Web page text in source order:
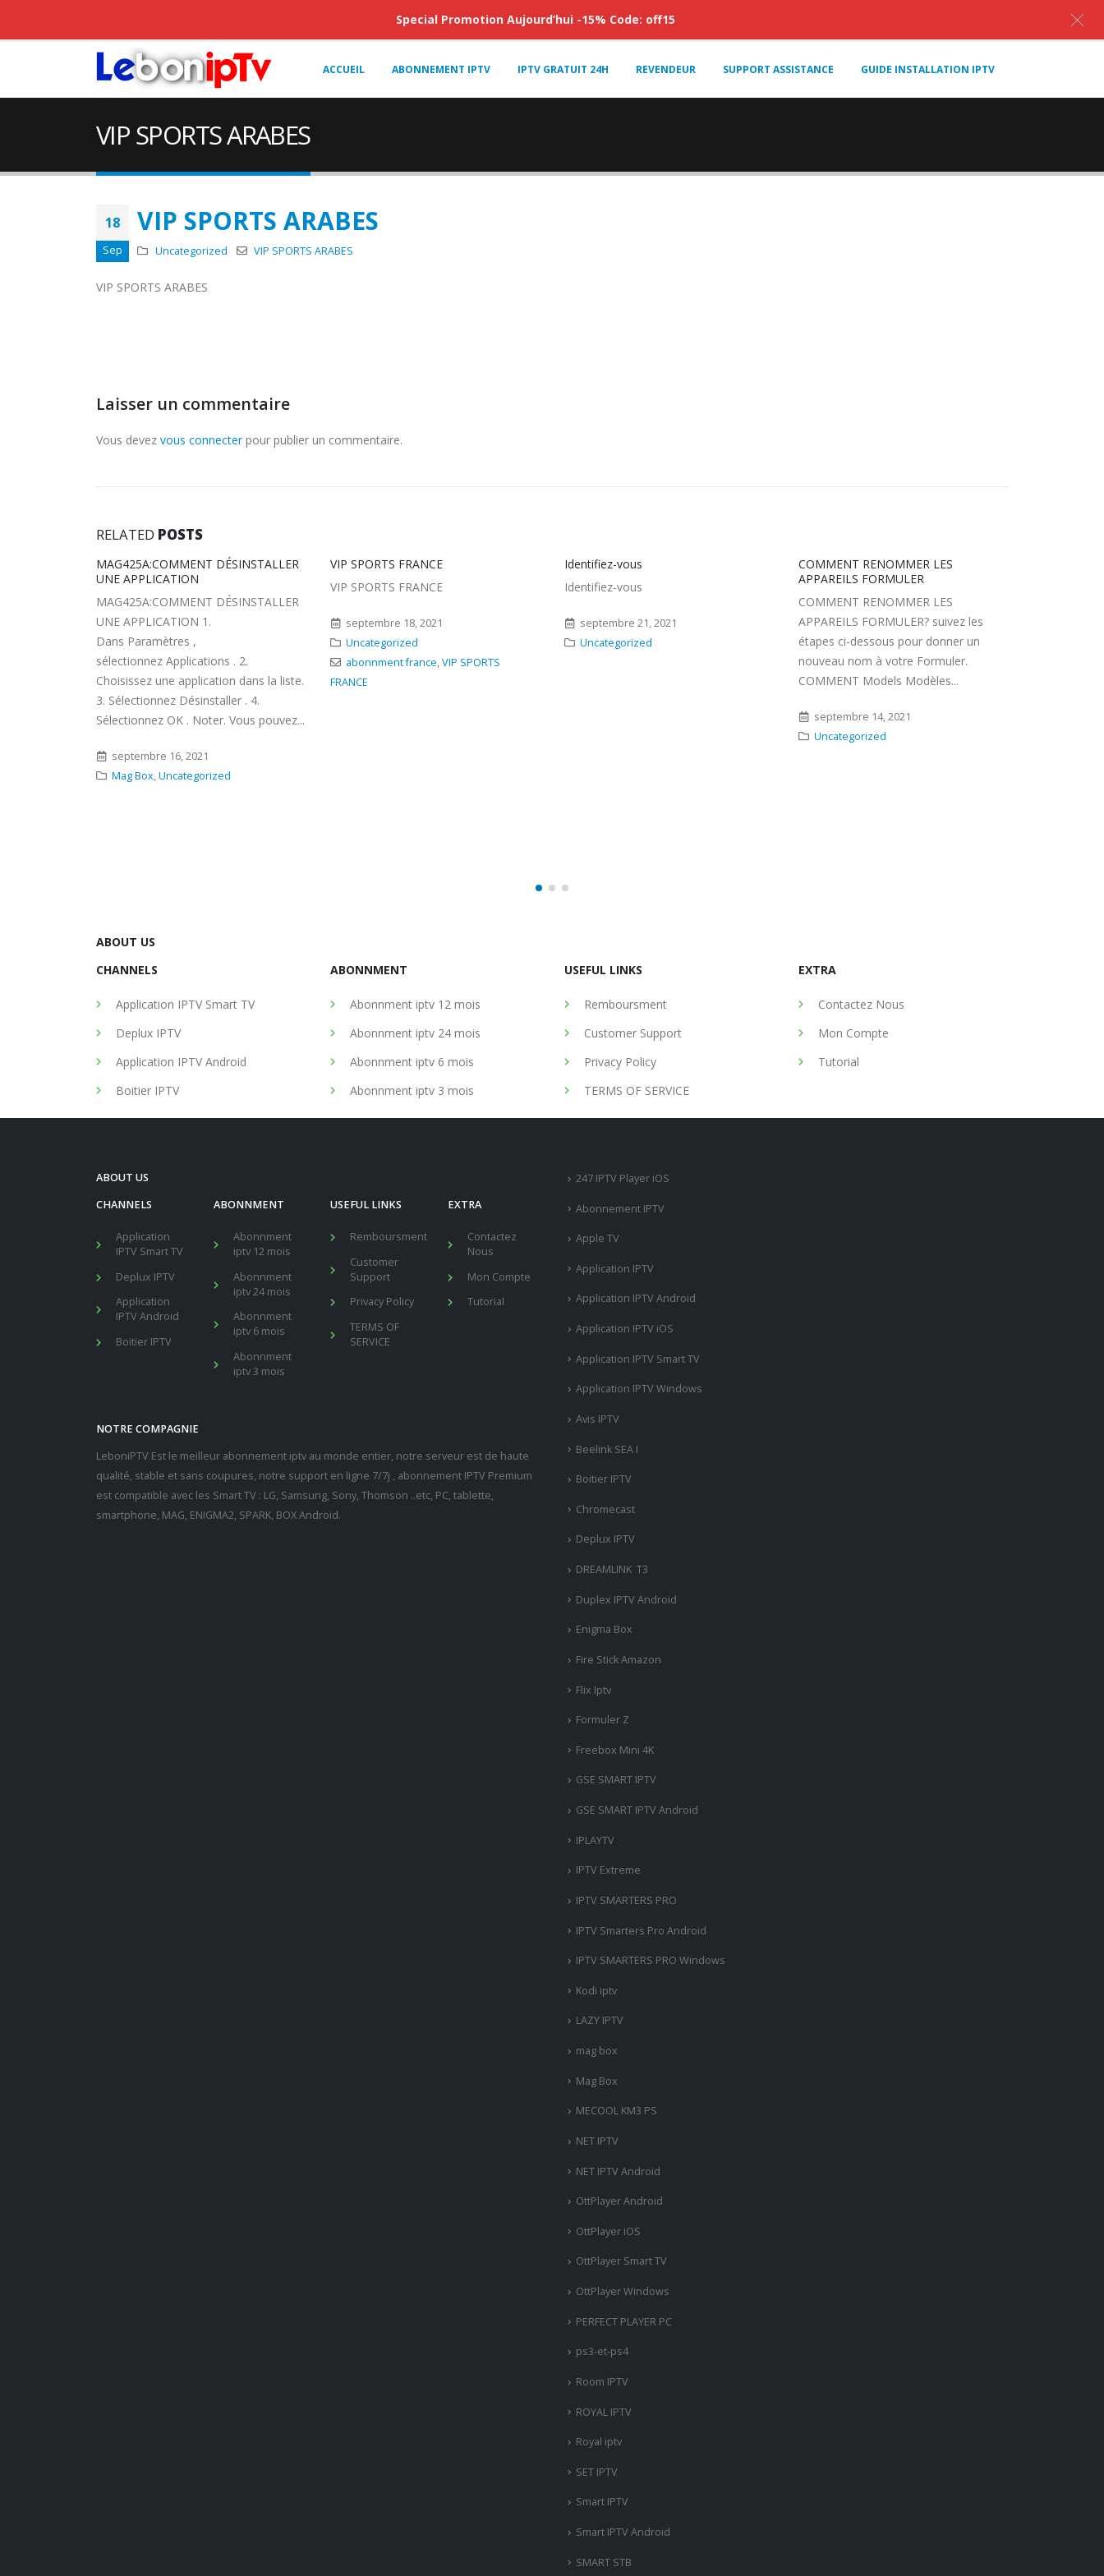
ACCUEIL ABONNEMENT IPTV IPTV GRATUIT 24H REVENDEUR SUPPORT ASSISTANCE GUIDE INSTALLATION IPTV
VIP SPORTS ARABES
18
Sep
VIP SPORTS ARABES
Uncategorized VIP SPORTS ARABES
VIP SPORTS ARABES
Laisser un commentaire
Vous devez vous connecterpour publier un commentaire.
RELATED POSTS
VIP SPORTS FRANCE
VIP SPORTS FRANCE
septembre 18, 2021
Uncategorized
abonnment france,VIP SPORTS
FRANCE
Identifiez-vous
Identifiez-vous
septembre 21, 2021
Uncategorized
COMMENT RENOMMER LES
APPAREILS FORMULER
APPAREILS FORMULER? suivez les
étapes ci-dessous pour donner un
SUISSE
SUISSE
septembre 20, 2021
Uncategorized
ABOUT US
CHANNELS
Application IPTV Smart TV
Deplux IPTV
Application IPTV Android
Boitier IPTV
ABONNMENT
Abonnment iptv 12 mois
Abonnment iptv 24 mois
Abonnment iptv 6 mois
Abonnment iptv 3 mois
USEFUL LINKS
Remboursment
Customer Support
Privacy Policy
TERMS OF SERVICE
EXTRA
Contactez Nous
Mon Compte
Tutorial
ABOUT US
CHANNELS
Application
IPTV Smart TV
Deplux IPTV
Application
IPTV Android
Boitier IPTV
ABONNMENT
Abonnment
iptv 12 mois
Abonnment
iptv 24 mois
Abonnment
iptv 6 mois
Abonnment
iptv 3 mois
USEFUL LINKS
Remboursment
Customer
Support
Privacy Policy
TERMS OF
SERVICE
EXTRA
Contactez
Nous
Mon Compte
Tutorial
NOTRE COMPAGNIE
LeboniPTV Est le meilleur abonnement iptv au monde entier, notre serveur est de haute
qualité, stable et sans coupures, notre support en ligne 7/7j , abonnement IPTV Premium
est compatible avec les Smart TV : LG, Samsung, Sony, Thomson ..etc, PC, tablette,
smartphone, MAG, ENIGMA2, SPARK, BOX Android.
247 IPTV Player iOS
Abonnement IPTV
Apple TV
Application IPTV
Application IPTV Android
Application IPTV iOS
Application IPTV Smart TV
Application IPTV Windows
Avis IPTV
Beelink SEA I
Boitier IPTV
Chromecast
Deplux IPTV
DREAMLINK T3
Duplex IPTV Android
Enigma Box
Fire Stick Amazon
Flix Iptv
Formuler Z
Freebox Mini 4K
‎GSE SMART IPTV
GSE SMART IPTV Android
IPLAYTV
IPTV Extreme
IPTV SMARTERS PRO
IPTV Smarters Pro Android
IPTV SMARTERS PRO Windows
Kodi iptv
LAZY IPTV
mag box
Mag Box
MECOOL KM3 PS
NET IPTV
NET IPTV Android
OttPlayer Android
OttPlayer iOS
OttPlayer Smart TV
OttPlayer Windows
PERFECT PLAYER PC
ps3-et-ps4
Room IPTV
ROYAL IPTV
Royal iptv
SET IPTV
Smart IPTV
Smart IPTV Android
SMART STB
Special Promotion Aujourd’hui -15% Code: off15